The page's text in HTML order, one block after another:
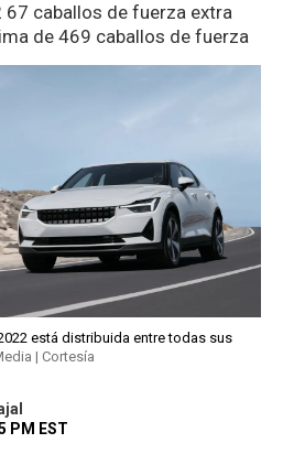
67 caballos de fuerza extra
de 469 caballos de fuerza
está distribuida entre todas sus
| Cortesía
PM EST